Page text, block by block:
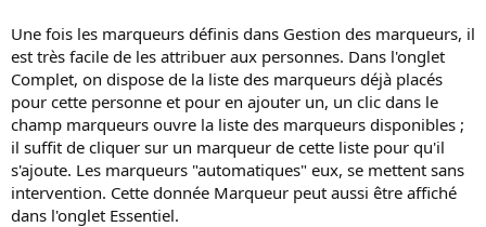
Une fois les marqueurs définis dans Gestion des marqueurs, il
est très facile de les attribuer aux personnes. Dans l'onglet
Complet, on dispose de la liste des marqueurs déjà placés
pour cette personne et pour en ajouter un, un clic dans le
champ marqueurs ouvre la liste des marqueurs disponibles ;
il suffit de cliquer sur un marqueur de cette liste pour qu'il
s'ajoute. Les marqueurs "automatiques" eux, se mettent sans
intervention. Cette donnée Marqueur peut aussi être affiché
dans l'onglet Essentiel.